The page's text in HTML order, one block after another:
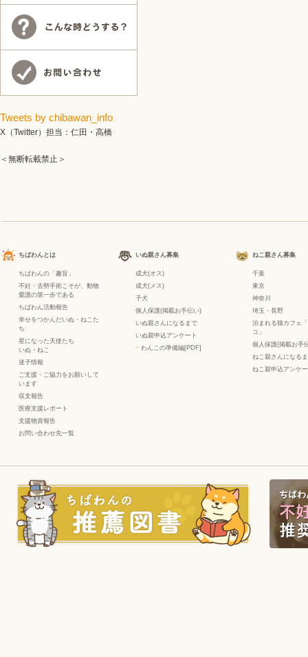
Tweets by chibawan_info
X（Twitter）担当：仁田・高橋
＜無断転載禁止＞
ちばわんとは
ちばわんの「趣旨」
不妊・去勢手術こそが、動物
愛護の第一歩である
ちばわん活動報告
幸せをつかんだいぬ・ねこた
ち
星になった天使たち
いぬ ・ ねこ
迷子情報
ご支援・ご協力をお願いして
います
収支報告
医療支援レポート
支援物資報告
お問い合わせ先一覧
いぬ親さん募集
成犬(オス)
成犬(メス)
子犬
個人保護(掲載お手伝い)
いぬ親さんになるまで
いぬ親申込アンケート
− わんこの準備編[PDF]
ねこ親さん募集
千葉
東京
神奈川
埼玉・長野
泊まれる猫カフェ
コ」
個人保護(掲載お手
ねこ親さんになる
ねこ親申込アンケ